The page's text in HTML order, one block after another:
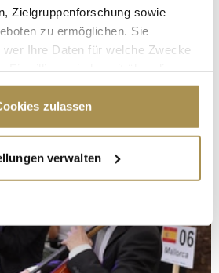
Zielgruppenforschung sowie
zu ermöglichen. Sie
Ihre Daten für welche Zwecke
durch Klicken auf das Privacy
oder widerrufen
über Ihre geografische Lage
bis auf einige Meter genau sein
(Fingerprinting) identifizieren
wie Ihre persönlichen Daten
zulassen
verwalten